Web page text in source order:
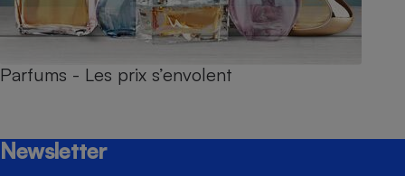
Parfums - Les prix s’envolent
Newsletter